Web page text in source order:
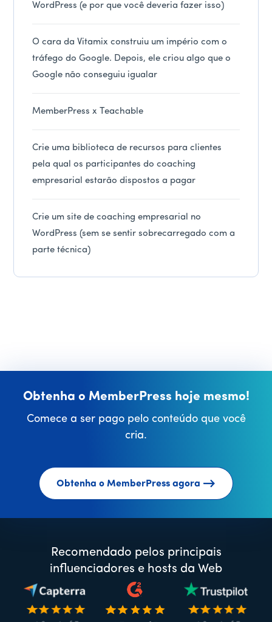
WordPress (e por que você deveria fazer isso)
O cara da Vitamix construiu um império com o
tráfego do Google. Depois, ele criou algo que o
Google não conseguiu igualar
MemberPress x Teachable
Crie uma biblioteca de recursos para clientes
pela qual os participantes do coaching
empresarial estarão dispostos a pagar
Crie um site de coaching empresarial no
WordPress (sem se sentir sobrecarregado com a
parte técnica)
Obtenha o MemberPress hoje mesmo!
Comece a ser pago pelo conteúdo que você
cria.
Obtenha o MemberPress agora
Recomendado pelos principais
influenciadores e hosts da Web